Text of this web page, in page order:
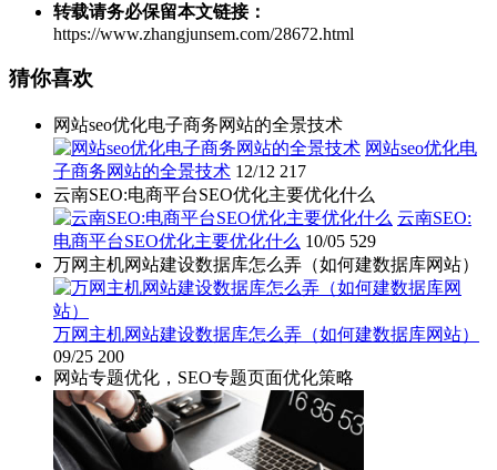
转载请务必保留本文链接：
https://www.zhangjunsem.com/28672.html
猜你喜欢
网站seo优化电子商务网站的全景技术
网站seo优化电
子商务网站的全景技术 12/12 217
云南SEO:电商平台SEO优化主要优化什么
云南SEO:
电商平台SEO优化主要优化什么 10/05 529
万网主机网站建设数据库怎么弄（如何建数据库网站）
万网主机网站建设数据库怎么弄（如何建数据库网站）
09/25 200
网站专题优化，SEO专题页面优化策略